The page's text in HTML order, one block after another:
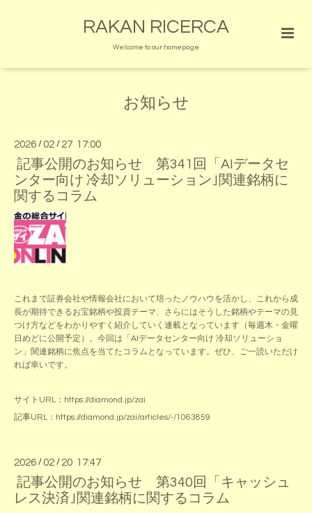
RAKAN RICERCA
Welcome to our homepage
お知らせ
2026 / 02 / 27 17:00
記事公開のお知らせ 第341回「AIデータセ
ンター向け 冷却ソリューション｣関連銘柄に
関するコラム
これまで証券会社や情報会社において培ったノウハウを活かし、これから成
長が期待できるお宝銘柄や投資テーマ、さらにはそうした銘柄やテーマの見
つけ方などをわかりやすく紹介していく連載となっています（毎週木・金曜
日めどに公開予定）。今回は「AIデータセンター向け 冷却ソリューショ
ン」関連銘柄に焦点を当てたコラムとなっています。ぜひ、ご一読いただけ
れば幸いです。
サイトURL： https://diamond.jp/zai
記事URL： https://diamond.jp/zai/articles/-/1063859
2026 / 02 / 20 17:47
記事公開のお知らせ 第340回「キャッシュ
レス決済｣関連銘柄に関するコラム